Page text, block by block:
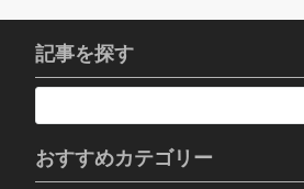
記事を探す
おすすめカテゴリー